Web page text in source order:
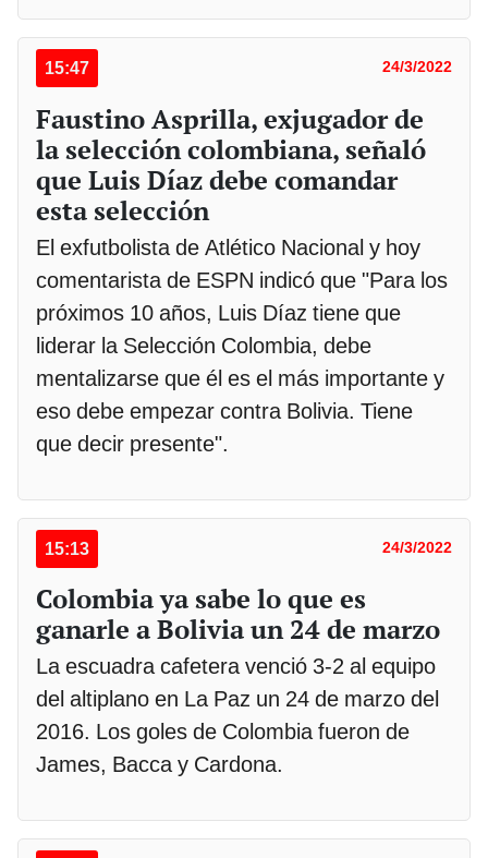
15:47 24/3/2022
Faustino Asprilla, exjugador de
la selección colombiana, señaló
que Luis Díaz debe comandar
esta selección
El exfutbolista de Atlético Nacional y hoy
comentarista de ESPN indicó que "Para los
próximos 10 años, Luis Díaz tiene que
liderar la Selección Colombia, debe
mentalizarse que él es el más importante y
eso debe empezar contra Bolivia. Tiene
que decir presente".
15:13 24/3/2022
Colombia ya sabe lo que es
ganarle a Bolivia un 24 de marzo
La escuadra cafetera venció 3-2 al equipo
del altiplano en La Paz un 24 de marzo del
2016. Los goles de Colombia fueron de
James, Bacca y Cardona.